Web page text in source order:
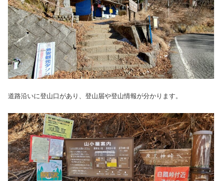
道路沿いに登山口があり、登山届や登山情報が分かります。